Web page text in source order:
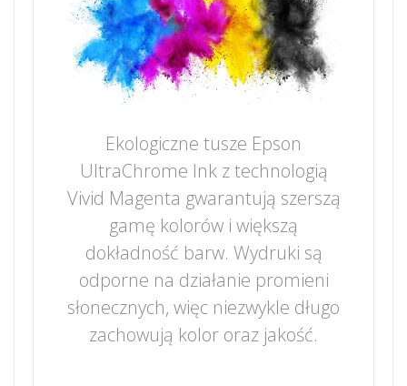
Ekologiczne tusze Epson
UltraChrome Ink z technologią
Vivid Magenta gwarantują szerszą
gamę kolorów i większą
dokładność barw. Wydruki są
odporne na działanie promieni
słonecznych, więc niezwykle długo
zachowują kolor oraz jakość.